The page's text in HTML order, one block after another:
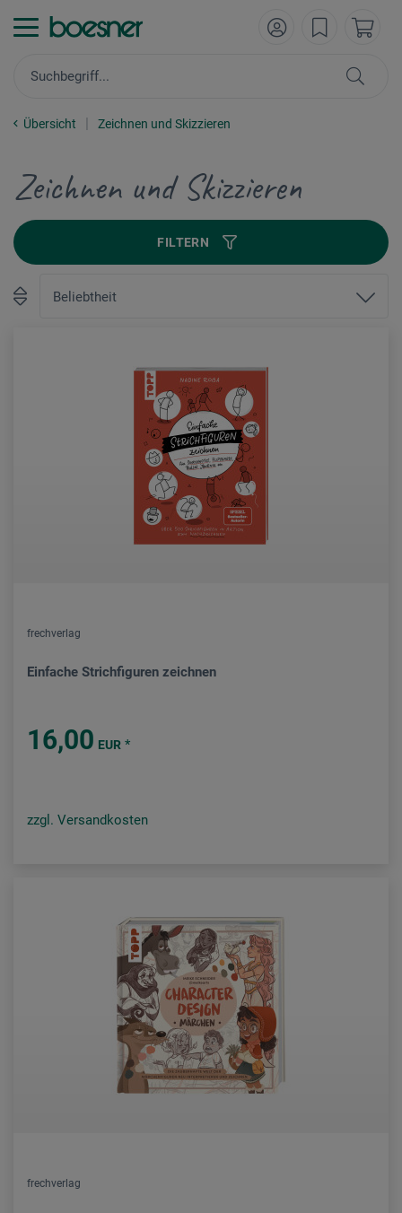
Übersicht Zeichnen und Skizzieren
Zeichnen und Skizzieren
FILTERN
frechverlag
Einfache Strichfiguren zeichnen
16,00 EUR *
zzgl. Versandkosten
frechverlag